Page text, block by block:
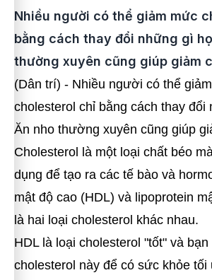
Nhiều người có thể giảm mức
bằng cách thay đổi những gì
thường xuyên cũng giúp giảm
(Dân trí) - Nhiều người có thể
cholesterol chỉ bằng cách thay đổi
Ăn nho thường xuyên cũng giúp
Cholesterol là một loại chất béo
dụng để tạo ra các tế bào và
mật độ cao (HDL) và lipoprotein
là hai loại cholesterol khác nhau.
HDL là loại cholesterol "tốt" và
cholesterol này để có sức khỏe